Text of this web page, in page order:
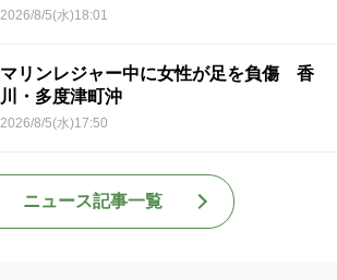
2026/8/5(水)18:01
マリンレジャー中に女性が足を負傷 香
川・多度津町沖
2026/8/5(水)17:50
ニュース記事一覧